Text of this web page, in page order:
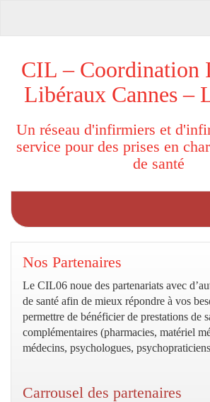
CIL – Coordination
Libéraux Cannes –
Un réseau d'infirmiers et
service pour des prises en
de santé
Nos Partenaires
Le CIL06 noue des partenariats avec
de santé afin de mieux répondre à vos
permettre de bénéficier de prestations de
complémentaires (pharmacies, matériel
médecins, psychologues,
Carrousel des partenaires